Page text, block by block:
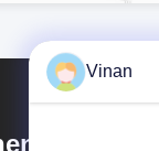
Vinan